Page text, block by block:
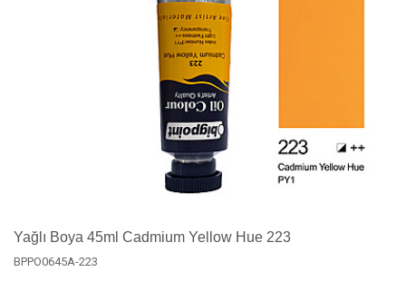
Yağlı Boya 45ml Cadmium Yellow Hue 223
BPPO0645A-223